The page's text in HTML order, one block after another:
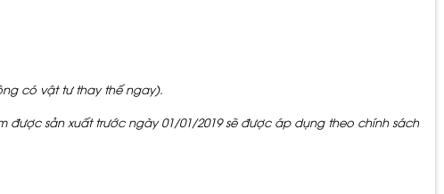
có vật tư thay thế ngay).
sản xuất trước ngày 01/01/2019 sẽ được áp dụng theo chính sách